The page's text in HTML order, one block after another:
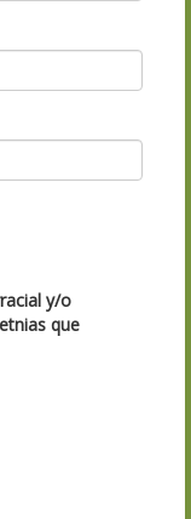
y/o
que